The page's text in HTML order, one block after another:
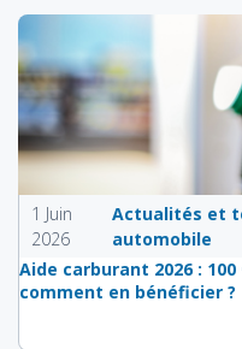
1 Juin
2026
Actualités et
automobile
Aide carburant 2026 :
comment en bénéficier ?